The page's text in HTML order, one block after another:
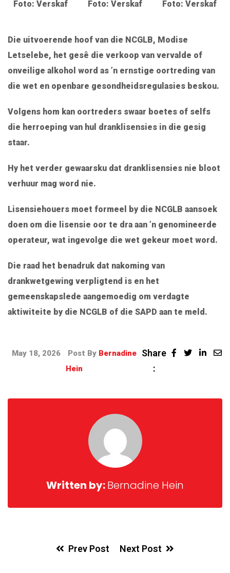
Foto: Verskaf Foto: Verskaf Foto: Verskaf
Die uitvoerende hoof van die NCGLB, Modise
Letselebe, het gesê die verkoop van vervalde of
onveilige alkohol word as ’n ernstige oortreding van
die wet en openbare gesondheidsregulasies beskou.
Volgens hom kan oortreders swaar boetes of selfs
die herroeping van hul dranklisensies in die gesig
staar.
Hy het verder gewaarsku dat dranklisensies nie bloot
verhuur mag word nie.
Lisensiehouers moet formeel by die NCGLB aansoek
doen om die lisensie oor te dra aan ’n genomineerde
operateur, wat ingevolge die wet gekeur moet word.
Die raad het benadruk dat nakoming van
drankwetgewing verpligtend is en het
gemeenskapslede aangemoedig om verdagte
aktiwiteite by die NCGLB of die SAPD aan te meld.
May 18, 2026 Post By Bernadine
Hein
Share
:
Written by:Bernadine Hein
Prev Post Next Post